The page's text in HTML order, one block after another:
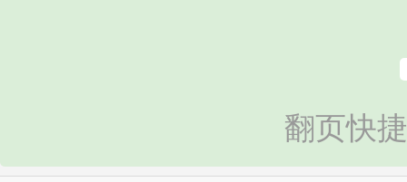
翻页快